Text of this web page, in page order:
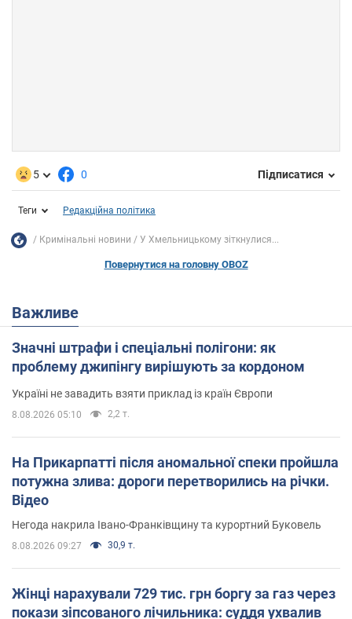
5 0 Підписатися
Теги Редакційна політика
Кримінальні новини У Хмельницькому зіткнулися...
Повернутися на головну OBOZ
Важливе
Значні штрафи і спеціальні полігони: як
проблему джипінгу вирішують за кордоном
Україні не завадить взяти приклад із країн Європи
8.08.2026 05:10 2,2 т.
На Прикарпатті після аномальної спеки пройшла
потужна злива: дороги перетворились на річки.
Відео
Негода накрила Івано-Франківщину та курортний Буковель
8.08.2026 09:27 30,9 т.
Жінці нарахували 729 тис. грн боргу за газ через
покази зіпсованого лічильника: суддя ухвалив